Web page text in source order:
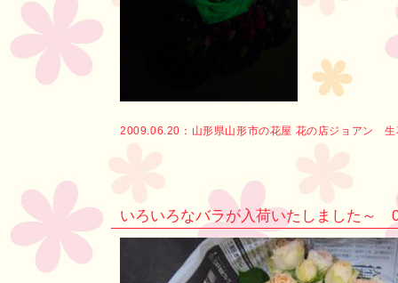
2009.06.20： 山形県山形市の花屋 花の店ジョアン
いろいろなバラが入荷いたしました～